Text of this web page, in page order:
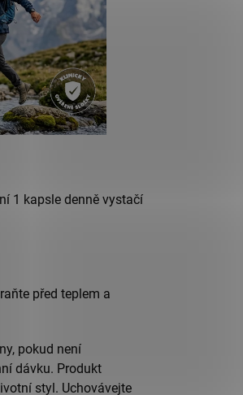
1 kapsle denně vystačí
před teplem a
pokud není
dávku. Produkt
styl. Uchovávejte